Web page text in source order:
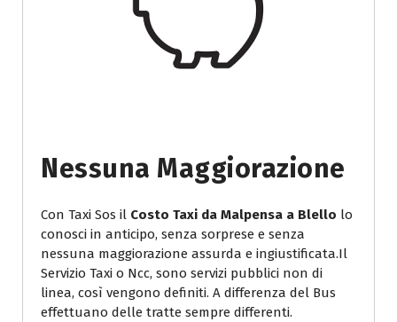
Nessuna Maggiorazione
Con Taxi Sos il Costo Taxi da Malpensa a Blello lo
conosci in anticipo, senza sorprese e senza
nessuna maggiorazione assurda e ingiustificata.Il
Servizio Taxi o Ncc, sono servizi pubblici non di
linea, così vengono definiti. A differenza del Bus
effettuano delle tratte sempre differenti.